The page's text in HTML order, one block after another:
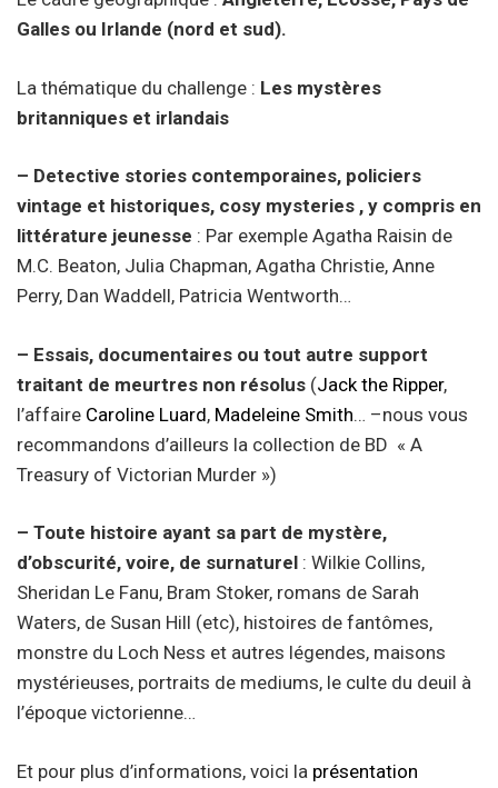
Galles ou Irlande (nord et sud).
La thématique du challenge : Les mystères
britanniques et irlandais
– Detective stories contemporaines, policiers
vintage et historiques, cosy mysteries , y compris en
littérature jeunesse : Par exemple Agatha Raisin de
M.C. Beaton, Julia Chapman, Agatha Christie, Anne
Perry, Dan Waddell, Patricia Wentworth…
– Essais, documentaires ou tout autre support
traitant de meurtres non résolus (Jack the Ripper,
l’affaire Caroline Luard, Madeleine Smith… –nous vous
recommandons d’ailleurs la collection de BD « A
Treasury of Victorian Murder »)
– Toute histoire ayant sa part de mystère,
d’obscurité, voire, de surnaturel : Wilkie Collins,
Sheridan Le Fanu, Bram Stoker, romans de Sarah
Waters, de Susan Hill (etc), histoires de fantômes,
monstre du Loch Ness et autres légendes, maisons
mystérieuses, portraits de mediums, le culte du deuil à
l’époque victorienne…
Et pour plus d’informations, voici la présentation